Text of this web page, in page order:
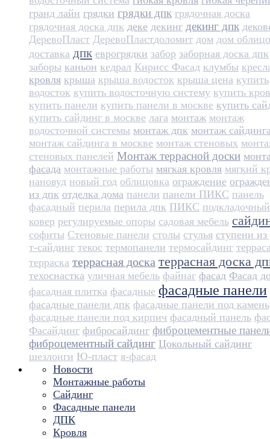
гранд лайн грядки грядки дпк грядочная доска
грядочная доска дпк деке декинг декинг дпк
ДеревоПласт ДеревоПласт​доломит дом дом
доставка дпк еврогрядки забор заборная доска дпк
заборы каньон кедрал Кирисс Фасад клумбы
кровля крыша крыша водосток крыша цена купить
водосток купить водосточную систему купить
купить панели купить панели в москве купить
купить сайдинг в москве лага монтаж монтаж
водосточной системы монтаж дпк монтаж
монтаж сайдинга в москве монтаж стеновых
стеновых панелей Монтаж террасной доски
фасада монтажные работы мягкая кровля мягкий
нановуд новый год облицовка ограждение
из дпк отделка дома панели панели ПИКС панель
фасадный перила перила дпк ПИКС подкладочный
ковер регулируемые опоры садовая мебель
софиты Стеновые панели столы стулья ступени
т-сайдинг текос термопанели термосайдинг
терраска террасная доска террасная доска
техоснастка уличная мебель файнаг фасад Фасад
фасадная плитка фасадные фасадные панели
фасадные панели дпк фасадные панели под камень
фасадные панели под кирпич фасадный панель
Фасайдинг фибросайдинг фиброцементные
фиброцементный сайдинг Цокольный сайдинг
шезлонги Ю-пласт я-фасад
Новости
Монтажные работы
Сайдинг
Фасадные панели
ДПК
Кровля